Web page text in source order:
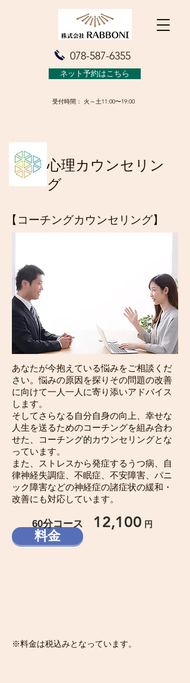
078-587-6355
ネット予約はこちら
受付時間： 火～土11:00〜19:00
​心理カウンセリン
グ
【コーチングカウンセリング】
あなたが今抱えている悩みをご相談くだ
さい。悩みの原因を探りその問題の改善
に向けて一人一人に寄り添いアドバイス
します。
そしてさらなる自分自身の向上、幸せな
人生を送るためのコーチングを組み合わ
せた、コーチング的カウンセリングとな
っています。
また、ストレスから発症するうつ病、自
律神経失調症、不眠症、不安障害、パニ
ック障害などの神経症の諸症状の緩和・
改善にも対応しています。
料金
​※料金は税込みとなっています。
60分コース 12,100 円